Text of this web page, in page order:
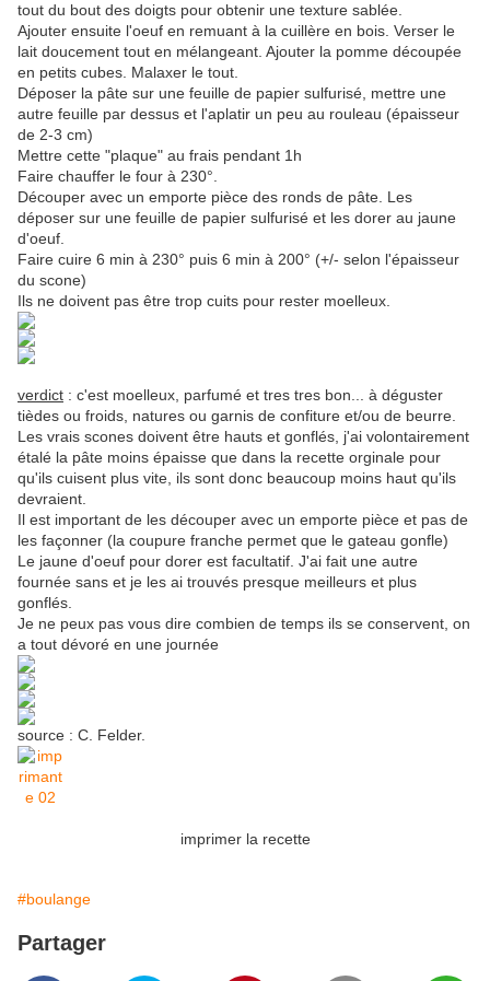
tout du bout des doigts pour obtenir une texture sablée.
Ajouter ensuite l'oeuf en remuant à la cuillère en bois. Verser le
lait doucement tout en mélangeant. Ajouter la pomme découpée
en petits cubes. Malaxer le tout.
Déposer la pâte sur une feuille de papier sulfurisé, mettre une
autre feuille par dessus et l'aplatir un peu au rouleau (épaisseur
de 2-3 cm)
Mettre cette "plaque" au frais pendant 1h
Faire chauffer le four à 230°.
Découper avec un emporte pièce des ronds de pâte. Les
déposer sur une feuille de papier sulfurisé et les dorer au jaune
d'oeuf.
Faire cuire 6 min à 230° puis 6 min à 200° (+/- selon l'épaisseur
du scone)
Ils ne doivent pas être trop cuits pour rester moelleux.
verdict : c'est moelleux, parfumé et tres tres bon... à déguster
tièdes ou froids, natures ou garnis de confiture et/ou de beurre.
Les vrais scones doivent être hauts et gonflés, j'ai volontairement
étalé la pâte moins épaisse que dans la recette orginale pour
qu'ils cuisent plus vite, ils sont donc beaucoup moins haut qu'ils
devraient.
Il est important de les découper avec un emporte pièce et pas de
les façonner (la coupure franche permet que le gateau gonfle)
Le jaune d'oeuf pour dorer est facultatif. J'ai fait une autre
fournée sans et je les ai trouvés presque meilleurs et plus
gonflés.
Je ne peux pas vous dire combien de temps ils se conservent, on
a tout dévoré en une journée
source : C. Felder.
imprimer la recette
#boulange
Partager